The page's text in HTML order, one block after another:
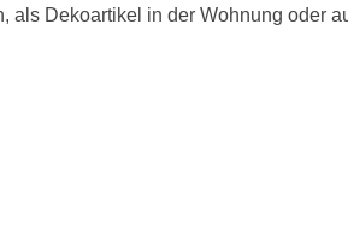
als Dekoartikel in der Wohnung oder